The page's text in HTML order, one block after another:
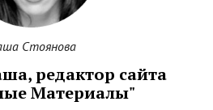
Стоянова
редактор сайта
Материалы"